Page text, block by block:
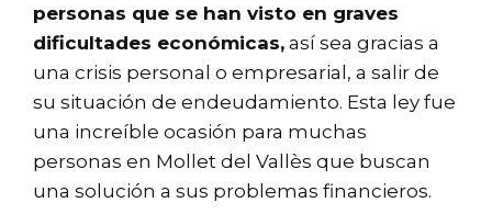
personas que se han visto en graves
dificultades económicas, así sea gracias a
una crisis personal o empresarial, a salir de
su situación de endeudamiento. Esta ley fue
una increíble ocasión para muchas
personas en Mollet del Vallès que buscan
una solución a sus problemas financieros.